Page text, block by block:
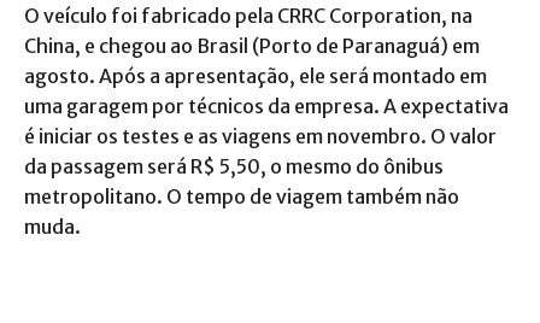
O veículo foi fabricado pela CRRC Corporation, na
China, e chegou ao Brasil (Porto de Paranaguá) em
agosto. Após a apresentação, ele será montado em
uma garagem por técnicos da empresa. A expectativa
é iniciar os testes e as viagens em novembro. O valor
da passagem será R$ 5,50, o mesmo do ônibus
metropolitano. O tempo de viagem também não
muda.